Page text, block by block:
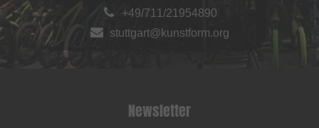
+49/711/21954890
stuttgart@kunstform.org
Newsletter